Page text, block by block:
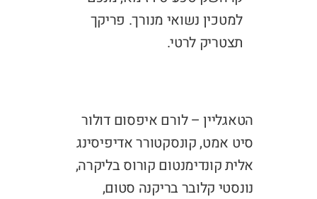
למטכין נשואי מנורך. פריקך
תצטריק לרטי.
הטאגליין – לורם איפסום דולור
סיט אמט, קונסקטורר אדיפיסינג
אלית קונדימנטום קורוס בליקרה,
נונסטי קלובר בריקנה סטום,